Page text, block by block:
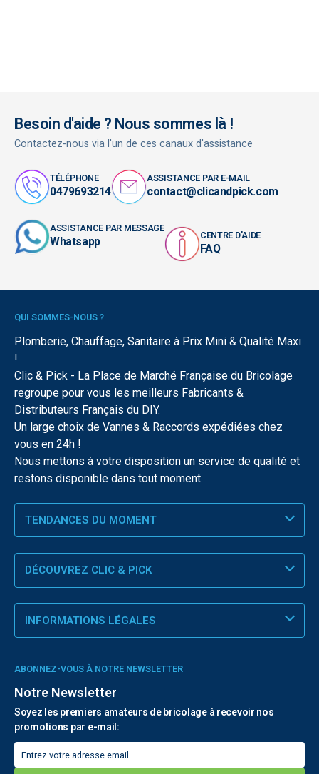
Besoin d'aide ? Nous sommes là !
Contactez-nous via l'un de ces canaux d'assistance
TÉLÉPHONE
0479693214
ASSISTANCE PAR E-MAIL
contact@clicandpick.com
ASSISTANCE PAR MESSAGE
Whatsapp CENTRE D'AIDE
FAQ
QUI SOMMES-NOUS ?
Plomberie, Chauffage, Sanitaire à Prix Mini & Qualité Maxi
!
Clic & Pick - La Place de Marché Française du Bricolage
regroupe pour vous les meilleurs Fabricants &
Distributeurs Français du DIY.
Un large choix de Vannes & Raccords expédiées chez
vous en 24h !
Nous mettons à votre disposition un service de qualité et
restons disponible dans tout moment.
TENDANCES DU MOMENT
DÉCOUVREZ CLIC & PICK
INFORMATIONS LÉGALES
ABONNEZ-VOUS À NOTRE NEWSLETTER
Notre Newsletter
Soyez les premiers amateurs de bricolage à recevoir nos
promotions par e-mail: